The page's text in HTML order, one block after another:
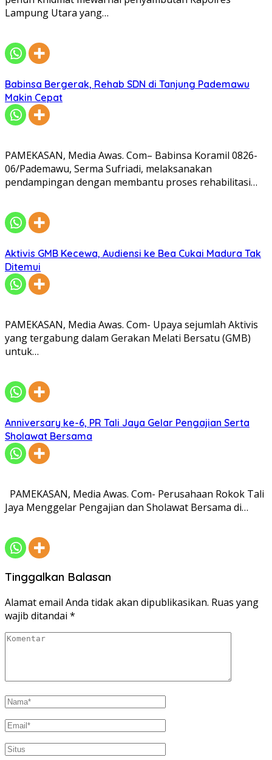
Lampung Utara yang…
Babinsa Bergerak, Rehab SDN di Tanjung Pademawu
Makin Cepat
PAMEKASAN, Media Awas. Com– Babinsa Koramil 0826-
06/Pademawu, Serma Sufriadi, melaksanakan
pendampingan dengan membantu proses rehabilitasi…
Aktivis GMB Kecewa, Audiensi ke Bea Cukai Madura Tak
Ditemui
PAMEKASAN, Media Awas. Com- Upaya sejumlah Aktivis
yang tergabung dalam Gerakan Melati Bersatu (GMB)
untuk…
Anniversary ke-6, PR Tali Jaya Gelar Pengajian Serta
Sholawat Bersama
PAMEKASAN, Media Awas. Com- Perusahaan Rokok Tali
Jaya Menggelar Pengajian dan Sholawat Bersama di…
Tinggalkan Balasan
Alamat email Anda tidak akan dipublikasikan. Ruas yang
wajib ditandai *